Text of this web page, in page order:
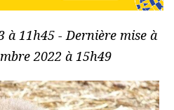
à 11h45 - Dernière mise à
2022 à 15h49